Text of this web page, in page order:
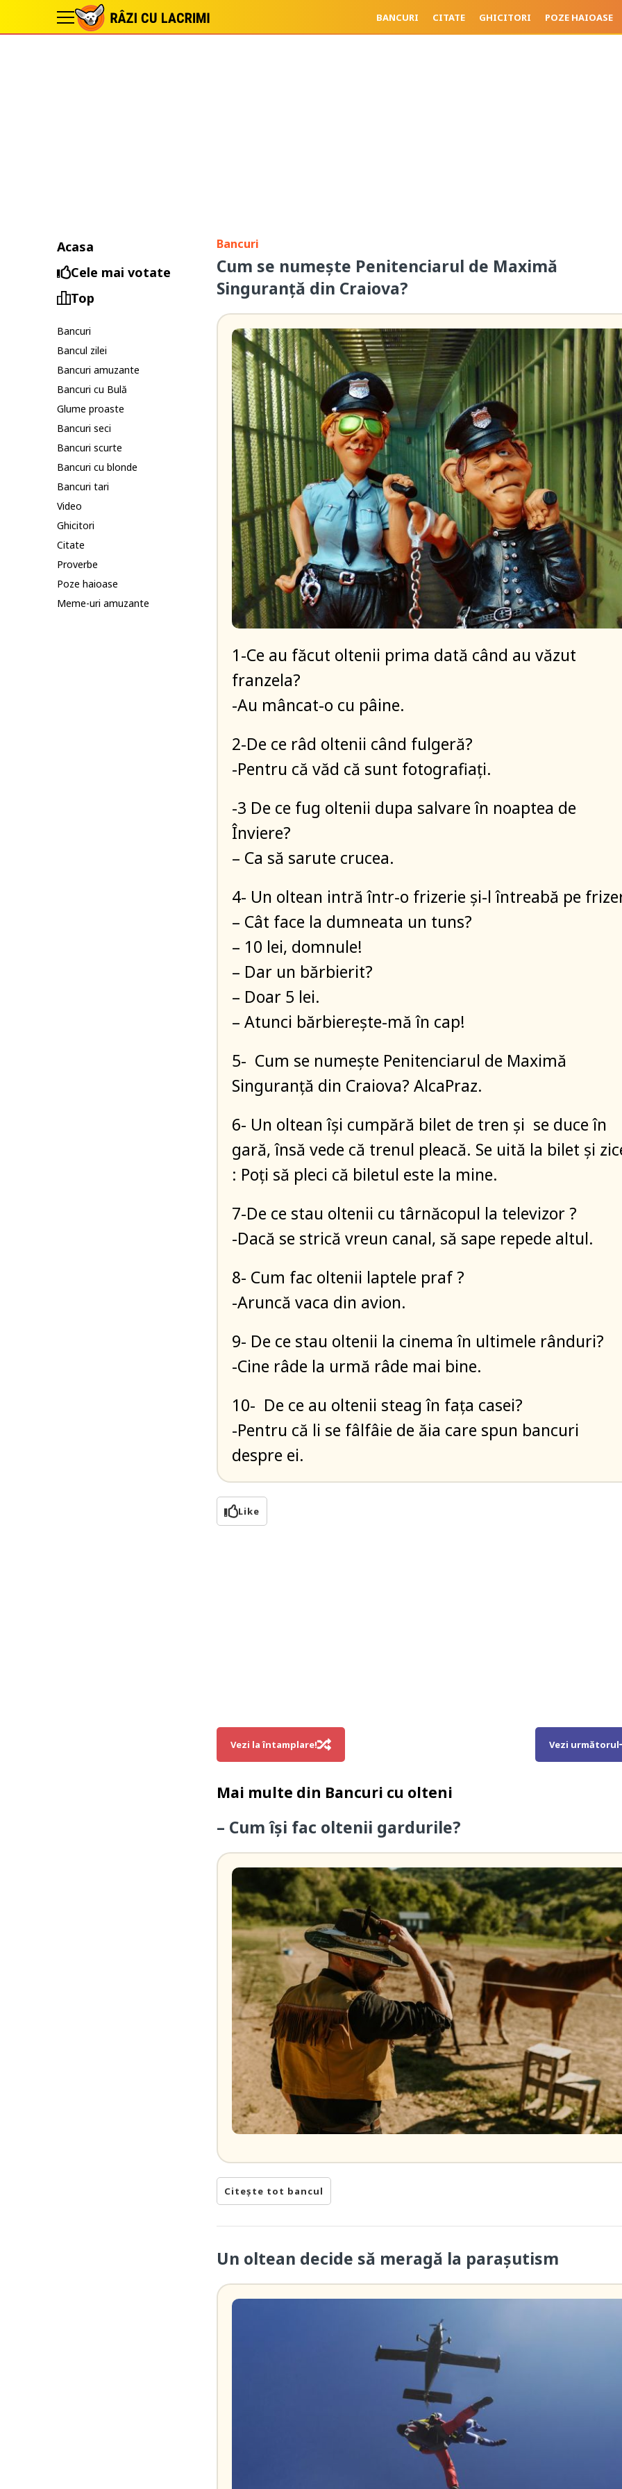
BANCURI CITATE GHICITORI POZE HAIOASE
Acasa
Cele mai votate
Top
Bancuri
Bancul zilei
Bancuri amuzante
Bancuri cu Bulă
Glume proaste
Bancuri seci
Bancuri scurte
Bancuri cu blonde
Bancuri tari
Video
Ghicitori
Citate
Proverbe
Poze haioase
Meme-uri amuzante
Bancuri
Cum se numeşte Penitenciarul de Maximă
Singuranţă din Craiova?
1-Ce au făcut oltenii prima dată când au văzut
franzela?
-Au mâncat-o cu pâine.
2-De ce râd oltenii când fulgeră?
-Pentru că văd că sunt fotografiaţi.
-3 De ce fug oltenii dupa salvare în noaptea de
Înviere?
– Ca să sarute crucea.
4- Un oltean intră într-o frizerie şi-l întreabă pe
– Cât face la dumneata un tuns?
– 10 lei, domnule!
– Dar un bărbierit?
– Doar 5 lei.
– Atunci bărbiereşte-mă în cap!
5- Cum se numeşte Penitenciarul de Maximă
Singuranţă din Craiova? AlcaPraz.
6- Un oltean îşi cumpără bilet de tren şi se duce în
gară, însă vede că trenul pleacă. Se uită la bilet şi
: Poţi să pleci că biletul este la mine.
7-De ce stau oltenii cu târnăcopul la televizor ?
-Dacă se strică vreun canal, să sape repede altul.
8- Cum fac oltenii laptele praf ?
-Aruncă vaca din avion.
9- De ce stau oltenii la cinema în ultimele rânduri?
-Cine râde la urmă râde mai bine.
10- De ce au oltenii steag în faţa casei?
-Pentru că li se fâlfâie de ăia care spun bancuri
despre ei.
Like
Vezi la întamplare! Vezi următorul
Mai multe din Bancuri cu olteni
– Cum îşi fac oltenii gardurile?
Citește tot bancul
Un oltean decide să meragă la paraşutism